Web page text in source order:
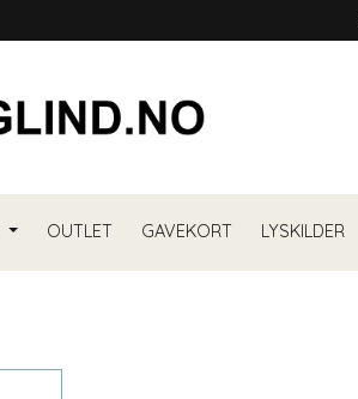
OUTLET GAVEKORT LYSKILDER